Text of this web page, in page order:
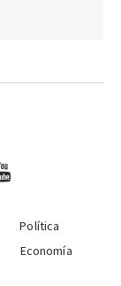
Política
Economía